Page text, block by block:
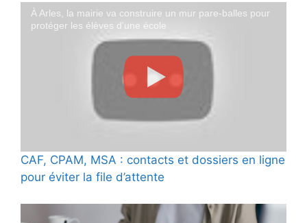
À Arles, la mairie va construire un mur pare-balles pour
protéger les élèves d'une école
CAF, CPAM, MSA : contacts et dossiers en ligne
pour éviter la file d’attente